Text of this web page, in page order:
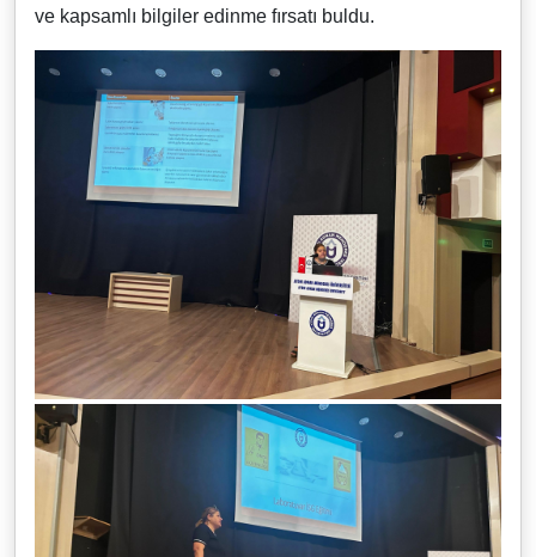
ve kapsamlı bilgiler edinme fırsatı buldu.